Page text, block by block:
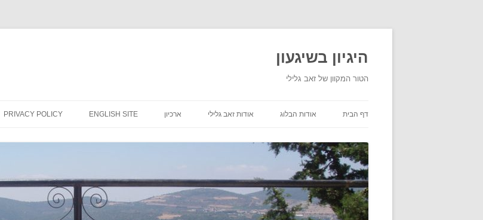
היגיון בשיגעון
הטור המקוון של זאב גלילי
דף הבית אודות הבלוג אודות זאב גלילי ארכיון ENGLISH SITE
PRIVACY POLICY